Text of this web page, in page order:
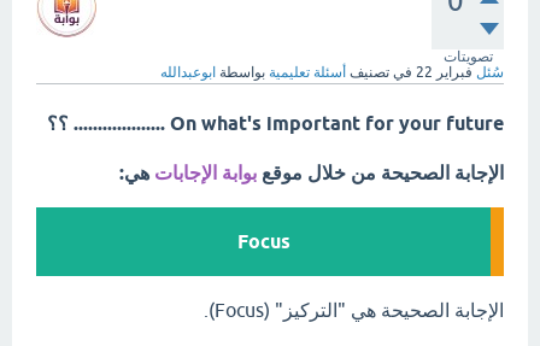
تصويتات
سُئل فبراير 22 في تصنيف أسئلة تعليمية بواسطة ابوعبدالله
On what's important for your future ................... ؟؟
الإجابة الصحيحة من خلال موقع بوابة الإجابات هي:
Focus
الإجابة الصحيحة هي "التركيز" (Focus).